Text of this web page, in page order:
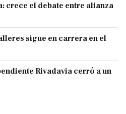
crece el debate entre alianza
sigue en carrera en el
Rivadavia cerró a un